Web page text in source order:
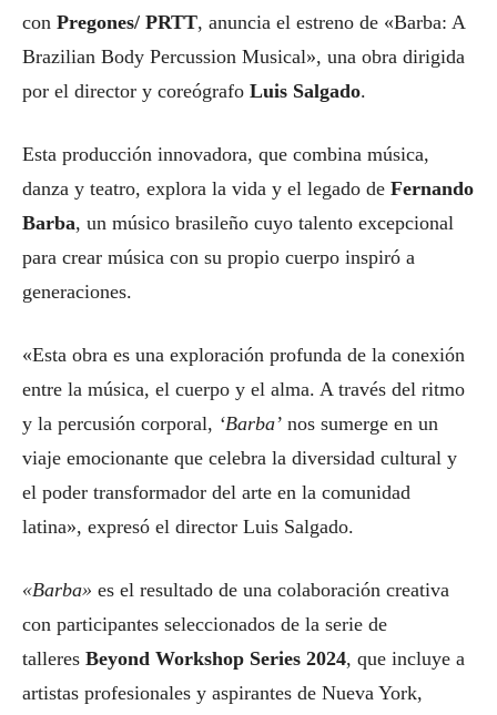
con Pregones/ PRTT, anuncia el estreno de «Barba: A
Brazilian Body Percussion Musical», una obra dirigida
por el director y coreógrafo Luis Salgado.
Esta producción innovadora, que combina música,
danza y teatro, explora la vida y el legado de Fernando
Barba, un músico brasileño cuyo talento excepcional
para crear música con su propio cuerpo inspiró a
generaciones.
«Esta obra es una exploración profunda de la conexión
entre la música, el cuerpo y el alma. A través del ritmo
y la percusión corporal, ‘Barba’ nos sumerge en un
viaje emocionante que celebra la diversidad cultural y
el poder transformador del arte en la comunidad
latina», expresó el director Luis Salgado.
«Barba» es el resultado de una colaboración creativa
con participantes seleccionados de la serie de
talleres Beyond Workshop Series 2024, que incluye a
artistas profesionales y aspirantes de Nueva York,